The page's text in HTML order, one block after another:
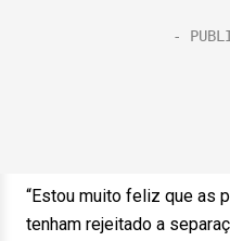
“Estou muito feliz que as
tenham rejeitado a